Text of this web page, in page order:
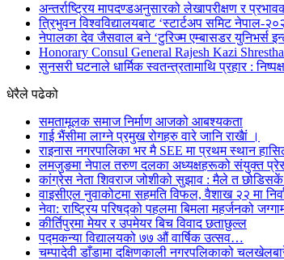
अन्तर्राष्ट्रिय मापदण्डअनुसारको लेखापरीक्षण र
त्रिभुवन विश्वविद्यालयबाट ‘स्टार्टअप समिट नेपाल-
नेपालका देव जैसवाल बने ‘टुरिज्म एम्बासडर युनिभर्स
Honorary Consul General Rajesh Kazi
सुनसरी घटनाले धार्मिक स्वतन्त्रतामाथि प्रहार :
धेरैले पढेको
समतामूलक समाज निर्माण आजको आबश्यकता
गाई भैंसीमा लाग्ने प्रमुख रोगहरु वारे जानि राखैां ।
राइनास नगरपालिका भर मै SEE मा प्रथम स्थान
लमजुङमा नेपाल तरुण दलका अध्यक्षहरूको संयुक्त
कांग्रेस नेता शिवराज जोशीको सुझाव : मैले त
वाइसीएल नुवाकोटमा सहमति विफल, वैशाख २२ मा
नेवा: राष्ट्रिय परिषद्को पहलमा बिमला महर्जनको
कीर्तिपुरमा मेयर र उपमेयर बिच विवाद छताछुल्ल
पद्मकन्या विद्यालयको ७७ औं ‌‌वार्षिक ‌उत्सव…
चम्पादेवी डाँडामा दक्षिणकाली नगरपलिकाको